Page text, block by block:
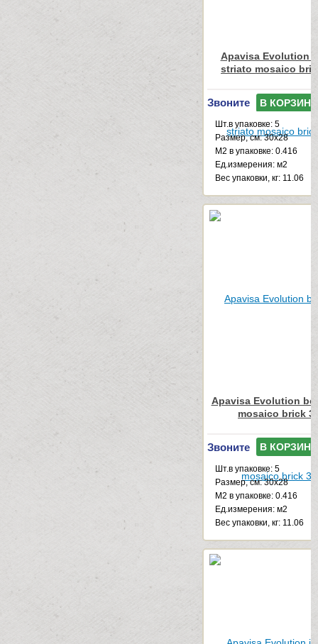
Apavisa Evolution
striato mosaico
Звоните В КОРЗИНУ
Шт.в упаковке: 5
Размер, см: 30x28
М2 в упаковке: 0.416
Ед.измерения: м2
Веc упаковки, кг: 11.06
Apavisa Evolution
mosaico brick
Звоните В КОРЗИНУ
Шт.в упаковке: 5
Размер, см: 30x28
М2 в упаковке: 0.416
Ед.измерения: м2
Веc упаковки, кг: 11.06